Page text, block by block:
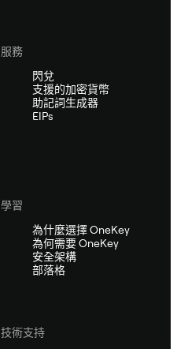
服務
閃兌
支援的加密貨幣
助記詞生成器
EIPs
學習
為什麼選擇 OneKey
為何需要 OneKey
安全架構
部落格
技術支持